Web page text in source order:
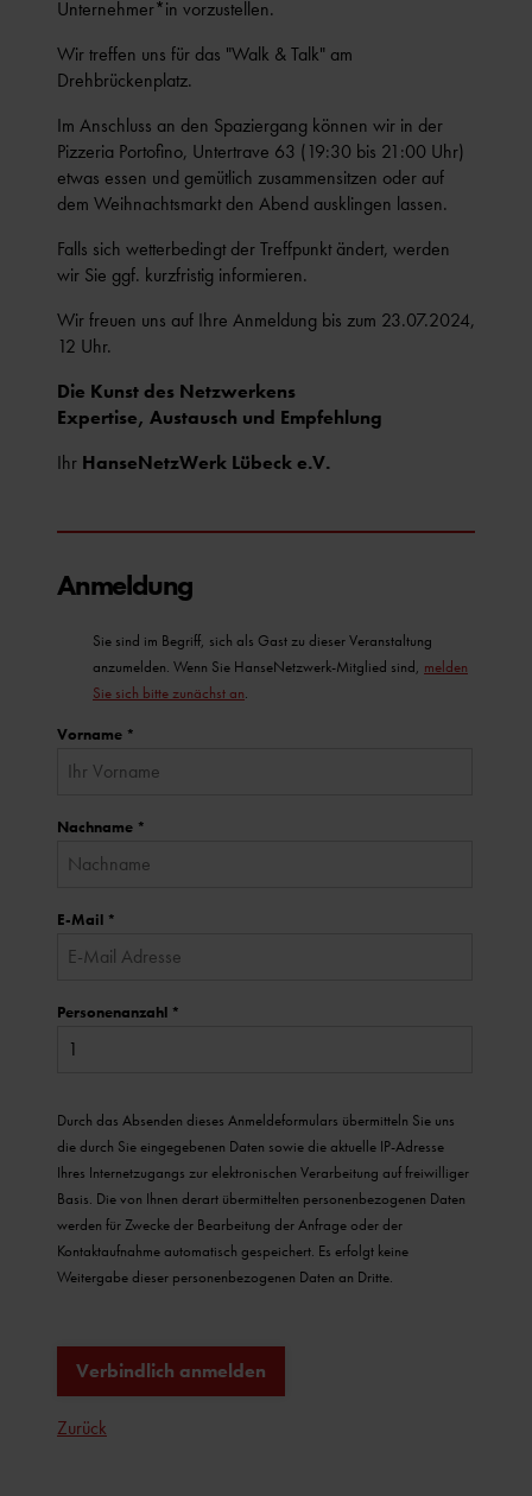
Unternehmer*in vorzustellen.
Wir treffen uns für das "Walk & Talk" am
Drehbrückenplatz.
Im Anschluss an den Spaziergang können wir in der
Pizzeria Portofino, Untertrave 63 (19:30 bis 21:00 Uhr)
etwas essen und gemütlich zusammensitzen oder auf
dem Weihnachtsmarkt den Abend ausklingen lassen.
Falls sich wetterbedingt der Treffpunkt ändert, werden
wir Sie ggf. kurzfristig informieren.
Wir freuen uns auf Ihre Anmeldung bis zum 23.07.2024,
12 Uhr.
Die Kunst des Netzwerkens
Expertise, Austausch und Empfehlung
Ihr HanseNetzWerk Lübeck e.V.
Anmeldung
Sie sind im Begriff, sich als Gast zu dieser Veranstaltung
anzumelden. Wenn Sie HanseNetzwerk-Mitglied sind, melden
Sie sich bitte zunächst an.
Vorname *
Nachname *
E-Mail *
Personenanzahl *
Durch das Absenden dieses Anmeldeformulars übermitteln Sie uns
die durch Sie eingegebenen Daten sowie die aktuelle IP-Adresse
Ihres Internetzugangs zur elektronischen Verarbeitung auf freiwilliger
Basis. Die von Ihnen derart übermittelten personenbezogenen Daten
werden für Zwecke der Bearbeitung der Anfrage oder der
Kontaktaufnahme automatisch gespeichert. Es erfolgt keine
Weitergabe dieser personenbezogenen Daten an Dritte.
Verbindlich anmelden
Zurück